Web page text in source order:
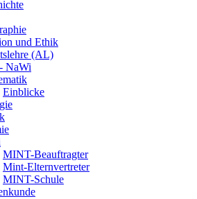
und Ethik
(AL)
NaWi
Einblicke
MINT-Beauftragter
Mint-Elternvertreter
MINT-Schule